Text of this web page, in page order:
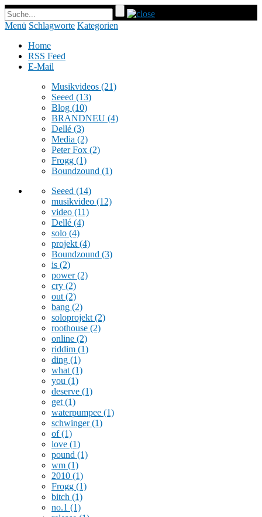
Menü Schlagworte Kategorien
Home
RSS Feed
E-Mail
Musikvideos (21)
Seeed (13)
Blog (10)
BRANDNEU (4)
Dellé (3)
Media (2)
Peter Fox (2)
Frogg (1)
Boundzound (1)
Seeed (14)
musikvideo (12)
video (11)
Dellé (4)
solo (4)
projekt (4)
Boundzound (3)
is (2)
power(2)
cry (2)
out (2)
bang (2)
soloprojekt (2)
roothouse (2)
online (2)
riddim (1)
ding (1)
what (1)
you (1)
deserve (1)
get (1)
waterpumpee (1)
schwinger(1)
of(1)
love (1)
pound (1)
wm (1)
2010 (1)
Frogg (1)
bitch (1)
no.1 (1)